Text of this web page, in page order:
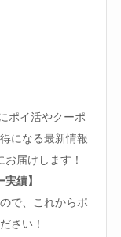
ポイ活やクーポ
になる最新情報
届けします！
績】
で、これからポ
さい！